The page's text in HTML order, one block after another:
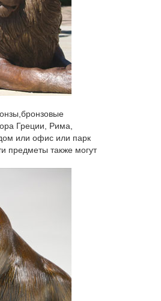
как: собака, кошки,
светильника
камня.
Москве.Декор из
Материал.
по убыванию.
Артикул: 1882-1.
Греции, Рима,
или офис или парк
предметы также могут